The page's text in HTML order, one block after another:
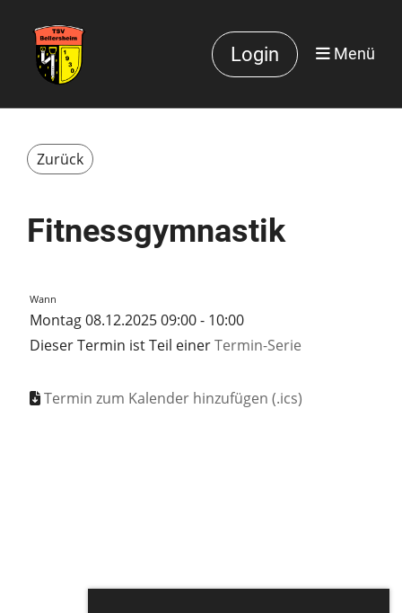
Login Menü
Zurück
Fitnessgymnastik
Wann
Montag 08.12.2025 09:00 - 10:00
Dieser Termin ist Teil einerTermin-Serie
Termin zum Kalender hinzufügen (.ics)